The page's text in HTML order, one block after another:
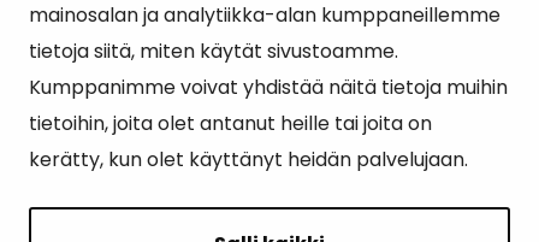
mainosalan ja analytiikka-alan kumppaneillemme
tietoja siitä, miten käytät sivustoamme.
Kumppanimme voivat yhdistää näitä tietoja muihin
tietoihin, joita olet antanut heille tai joita on
kerätty, kun olet käyttänyt heidän palvelujaan.
Tietoa ja ohjeistusta koronavirukseen liittyen
Asiointipiste
Sähköinen asiointi
Yhteydenotto